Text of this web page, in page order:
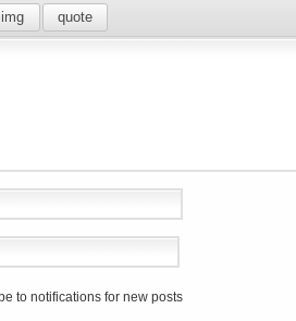
to notifications for new posts